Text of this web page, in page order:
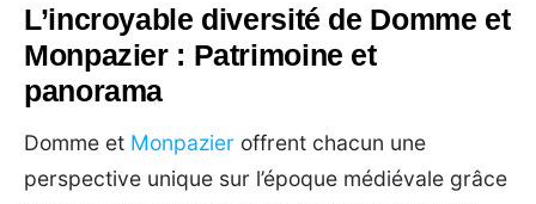
L’incroyable diversité de Domme et
Monpazier : Patrimoine et
panorama
Domme et Monpazier offrent chacun une
perspective unique sur l’époque médiévale grâce